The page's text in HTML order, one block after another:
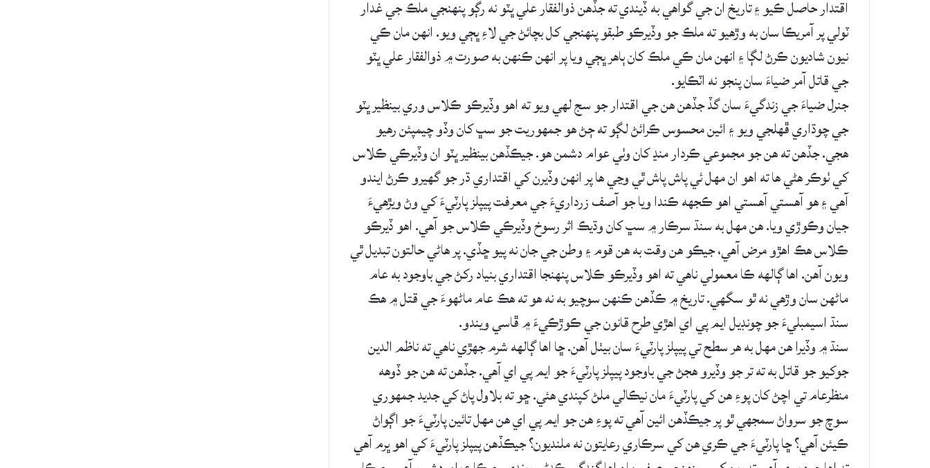
اقتدار حاصل ڪيو ۽ تاريخ ان جي گواهي به ڏيندي ته جڏهن ذوالفقار علي ڀٽو نه رڳو پنهنجي ملڪ جي غدار
ٽولي پر آمريڪا سان به وڙهيو ته ملڪ جو وڏيرڪو طبقو پنهنجي کل بچائڻ جي لاءِ ڀڄي ويو. انهن مان ڪي
نيون شاديون ڪرڻ لڳا ۽ انهن مان ڪي ملڪ کان ٻاهر ڀڄي ويا پر انهن ڪنهن به صورت ۾ ذوالفقار علي ڀٽو
جي قاتل آمر ضياءَ سان پنجو نه اٽڪايو.
جنرل ضياءَ جي زندگيءَ سان گڏ جڏهن هن جي اقتدار جو سج لهي ويو ته اهو وڏيرڪو ڪلاس وري بينظير ڀٽو
جي چوڌاري ڦهلجي ويو ۽ ائين محسوس ڪرائڻ لڳو ته ڄڻ هو جمهوريت جو سڀ کان وڏو چيمپئن رهيو
هجي. جڏهن ته هن جو مجموعي ڪردار منڍ کان وٺي عوام دشمن هو. جيڪڏهن بينظير ڀٽو ان وڏيرڪي ڪلاس
کي ٺوڪر هڻي ها ته اهو ان مهل ئي پاش پاش ٿي وڃي ها پر انهن وڏيرن کي اقتداري ڌر جو گهيرو ڪرڻ ايندو
آهي ۽ هو آهستي آهستي اهو ڪجهه ڪندا ويا جو آصف زرداريءَ جي معرفت پيپلز پارٽيءَ کي وڻ ويڙهيءَ
جيان وڪوڙي ويا. هن مهل به سنڌ سرڪار ۾ سڀ کان وڌيڪ اثر رسوخ وڏيرڪي ڪلاس جو آهي. اهو ڏيرڪو
ڪلاس هڪ اهڙو مرض آهي، جيڪو هن وقت به هن قوم ۽ وطن جي جان نه پيو ڇڏي. پر هاڻي حالتون تبديل ٿي
ويون آهن. اها ڳالهه ڪا معمولي ناهي ته اهو وڏيرڪو ڪلاس پنهنجا اقتداري بنياد رکڻ جي باوجود به عام
ماڻهن سان وڙهي نه ٿو سگهي. تاريخ ۾ ڪڏهن ڪنهن سوچيو به نه هو ته هڪ عام ماڻهوءَ جي قتل ۾ هڪ
سنڌ اسيمبليءَ جو چونڊيل ايم پي اي اهڙي طرح قانون جي ڪوڙڪيءَ ۾ ڦاسي ويندو.
سنڌ ۾ وڏيرا هن مهل به هر سطح تي پيپلز پارٽيءَ سان بيٺل آهن. ڇا اها ڳالهه شرم جهڙي ناهي ته ناظم الدين
جوکيو جو قاتل به ته تر جو وڏيرو هجڻ جي باوجود پيپلز پارٽيءَ جو ايم پي اي آهي. جڏهن ته هن جو ڏوهه
منظرعام تي اچڻ کان پوءِ هن کي پارٽيءَ مان نيڪالي ملڻ کپندي هئي. ڇو ته بلاول پاڻ کي جديد جمهوري
سوچ جو سرواڻ سمجهي ٿو پر جيڪڏهن ائين آهي ته پوءِ هن جو ايم پي اي هن مهل تائين پارٽيءَ جو اڳواڻ
ڪيئن آهي؟ ڇا پارٽيءَ جي ڪري هن کي سرڪاري رعايتون نه ملنديون؟ جيڪڏهن پيپلز پارٽيءَ کي اهو ڀرم آهي